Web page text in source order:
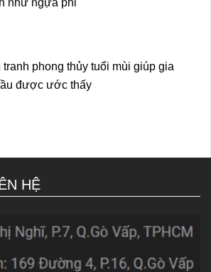
như ngựa phi
tranh phong thủy tuổi mùi giúp gia
được ước thấy
HỆ